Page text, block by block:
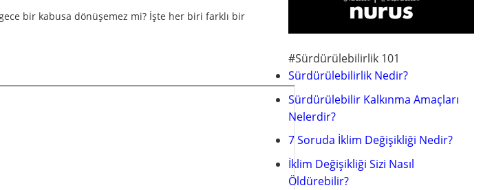
bir kabusa dönüşemez mi? İşte her biri farklı bir
#Sürdürülebilirlik 101
Sürdürülebilirlik Nedir?
Sürdürülebilir Kalkınma Amaçları
Nelerdir?
7 Soruda İklim Değişikliği Nedir?
İklim Değişikliği Sizi Nasıl
Öldürebilir?